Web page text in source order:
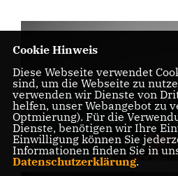
Schwerwiegende
Bezirksvertreter
aufgeklärt werden
Cookie Hinweis
Diese Webseite verwendet
sind, um die Webseite zu
verwenden wir Dienste von
helfen, unser Webangebot zu
Optmierung). Für die
Dienste, benötigen wir Ihre
Einwilligung können Sie
Informationen finden Sie in
Datenschutzerklärung.